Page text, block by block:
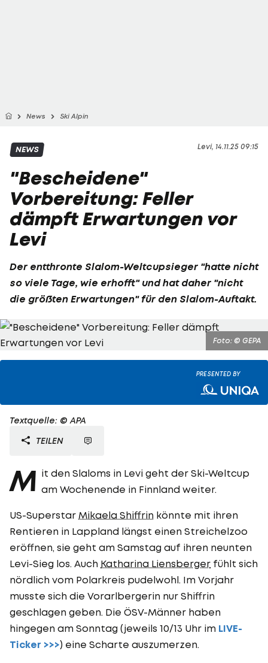
News Ski Alpin
Levi, 14.11.25 09:15
NEWS
"Bescheidene"
Vorbereitung: Feller
dämpft Erwartungen vor
Levi
Der entthronte Slalom-Weltcupsieger "hatte nicht
so viele Tage, wie erhofft" und hat daher "nicht
die größten Erwartungen" für den Slalom-Auftakt.
Foto: © GEPA
PRESENTED BY
Textquelle: © APA
TEILEN
M it den Slaloms in Levi geht der Ski-Weltcup
am Wochenende in Finnland weiter.
US-Superstar Mikaela Shiffrin könnte mit ihren
Rentieren in Lappland längst einen Streichelzoo
eröffnen, sie geht am Samstag auf ihren neunten
Levi-Sieg los. Auch Katharina Liensberger fühlt sich
nördlich vom Polarkreis pudelwohl. Im Vorjahr
musste sich die Vorarlbergerin nur Shiffrin
geschlagen geben. Die ÖSV-Männer haben
hingegen am Sonntag (jeweils 10/13 Uhr im LIVE-
Ticker >>>) eine Scharte auszumerzen.